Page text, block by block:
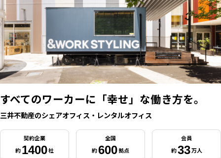
すべてのワーカーに 「幸せ」な働き方を。
三井不動産のシェアオフィス・レンタルオフィス
契約企業
約1400社
全国
約600拠点
会員
約33万人